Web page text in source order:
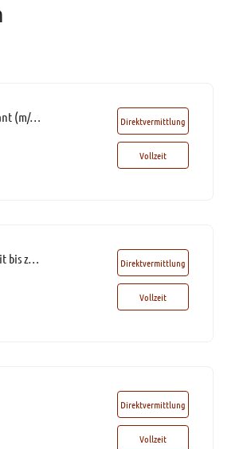
Management Assistant / Executive Assistant (m/w/d)* Direktvermittlung
Vollzeit
Assistenz der Bereichsleitung (m/w/d)* mit bis zu 60% Homeoffice Direktvermittlung
Vollzeit
Direktvermittlung
Vollzeit